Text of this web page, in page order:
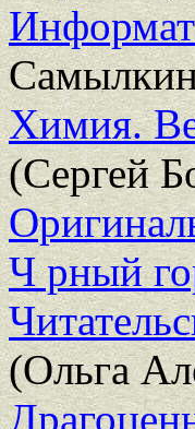
Химия.
(Сергей
Ч рный
(Ольга